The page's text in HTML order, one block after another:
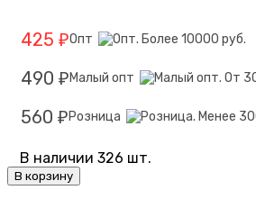
425 ₽Опт
490 ₽ Малый опт
560 ₽ Розница
В наличии 326 шт.
В корзину